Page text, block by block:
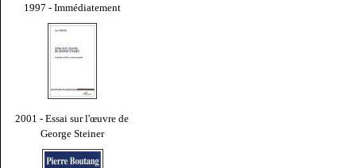
1997 - Immédiatement
2001 - Essai sur l'œuvre de
George Steiner